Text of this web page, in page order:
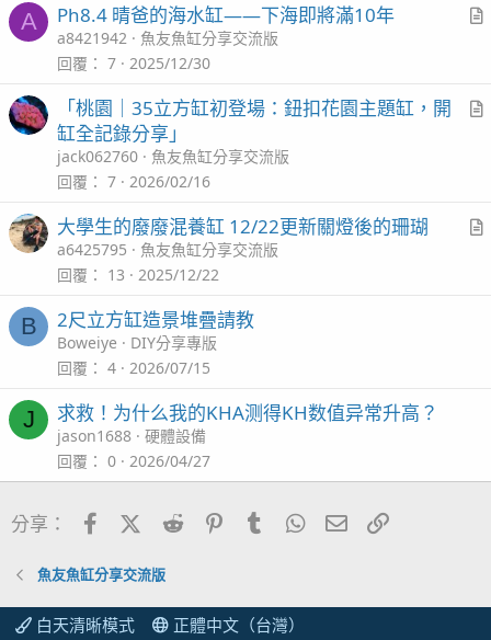
強迫症發作時就會對那些管子下手了
另外今天收到了邁光的厭氧神磚~
包裝背面
厭氧菌口糧
主角本體，有點髒，用RO水洗一下再入缸
三個月後再來看你
2023/06/21由於一開始漏了卡子規格，導致延到現在才
A
c
Ph8.4 晴爸的海水缸——下海即將滿10年
a8421942
魚友魚缸分享交流版
回覆
7 2025/12/30
l
「桃園｜35立方缸初登場：鈕扣花園主題缸，開
缸全記錄分享」
jack062760
魚友魚缸分享交流版
回覆
7 2026/02/16
大學生的廢廢混養缸 12/22更新關燈後的珊瑚
a6425795
魚友魚缸分享交流版
回覆
13 2025/12/22
B 2尺立方缸造景堆疊請教
Boweiye
DIY分享專版
回覆
4 2026/07/15
J 求救！为什么我的KHA测得KH数值异常升高？
jason1688
硬體設備
回覆
0 2026/04/27
分享： FacebookX (Twitter)
Reddit PinterestTumblrWhatsApp電子郵件
魚友魚缸分享交流版
白天清晰模式 正體中文（台灣）